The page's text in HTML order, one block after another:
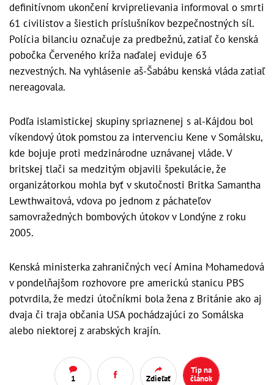
definitívnom ukončení krviprelievania informoval o smrti
61 civilistov a šiestich príslušníkov bezpečnostných síl.
Polícia bilanciu označuje za predbežnú, zatiaľ čo kenská
pobočka Červeného kríža naďalej eviduje 63
nezvestných. Na vyhlásenie aš-Šabábu kenská vláda zatiaľ
nereagovala.
Podľa islamistickej skupiny spriaznenej s al-Kájdou bol
víkendový útok pomstou za intervenciu Kene v Somálsku,
kde bojuje proti medzinárodne uznávanej vláde. V
britskej tlači sa medzitým objavili špekulácie, že
organizátorkou mohla byť v skutočnosti Britka Samantha
Lewthwaitová, vdova po jednom z páchateľov
samovražedných bombových útokov v Londýne z roku
2005.
Kenská ministerka zahraničných vecí Amina Mohamedová
v pondelňajšom rozhovore pre americkú stanicu PBS
potvrdila, že medzi útočníkmi bola žena z Británie ako aj
dvaja či traja občania USA pochádzajúci zo Somálska
alebo niektorej z arabských krajín.
1 Zdieľať
Tip na
článok